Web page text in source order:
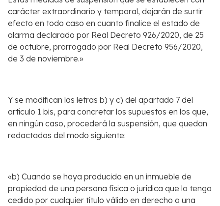
carácter extraordinario y temporal, dejarán de surtir
efecto en todo caso en cuanto finalice el estado de
alarma declarado por Real Decreto 926/2020, de 25
de octubre, prorrogado por Real Decreto 956/2020,
de 3 de noviembre.»
Y se modifican las letras b) y c) del apartado 7 del
artículo 1 bis, para concretar los supuestos en los que,
en ningún caso, procederá la suspensión, que quedan
redactadas del modo siguiente:
«b) Cuando se haya producido en un inmueble de
propiedad de una persona física o jurídica que lo tenga
cedido por cualquier título válido en derecho a una